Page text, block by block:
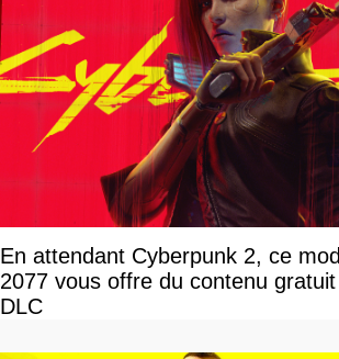
En attendant Cyberpunk 2, ce
2077 vous offre du contenu gratuit
DLC